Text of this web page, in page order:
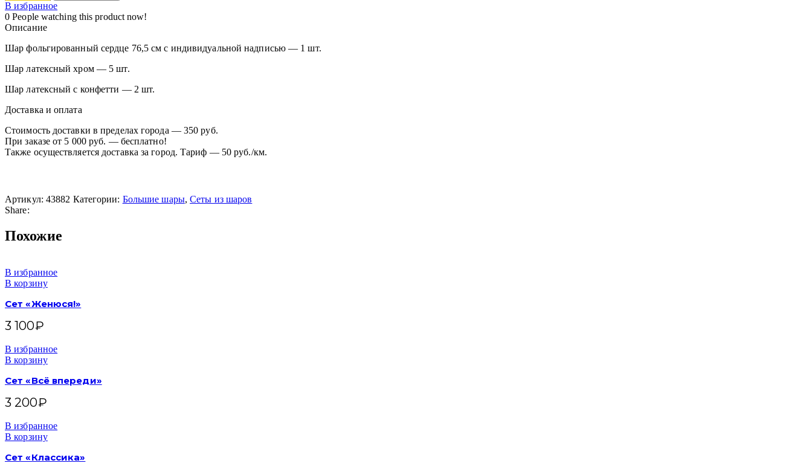
В избранное
0 People watching this product now!
Описание
Шар фольгированный сердце 76,5 см с индивидуальной надписью — 1 шт.
Шар латексный хром — 5 шт.
Шар латексный с конфетти — 2 шт.
Доставка и оплата
Стоимость доставки в пределах города — 350 руб.
При заказе от 5 000 руб. — бесплатно!
Также осуществляется доставка за город. Тариф — 50 руб./км.
Артикул: 43882 Категории: Большие шары, Сеты из шаров
Share:
Похожие
В избранное
В корзину
Сет «Женюся!»
3 100₽
В избранное
В корзину
Сет «Всё впереди»
3 200₽
В избранное
В корзину
Сет «Классика»